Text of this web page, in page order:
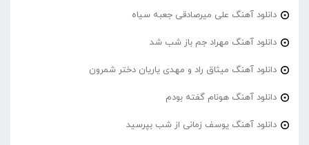
دانلود آهنگ علی میرصادقی جعبه سیاه
دانلود آهنگ مهراد جم باز شب شد
دانلود آهنگ میثاق راد و مهدی یاریان دختر شمرون
دانلود آهنگ هونام گفته بودم
دانلود آهنگ یوسف زمانی از شب بپرسید